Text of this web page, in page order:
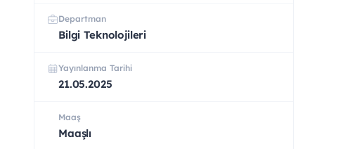
Departman
Bilgi Teknolojileri
Yayınlanma Tarihi
21.05.2025
Maaş
Maaşlı